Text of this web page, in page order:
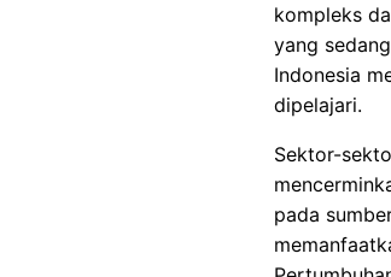
kompleks
yang
Indonesia
dipelajari.
Sektor-
pada